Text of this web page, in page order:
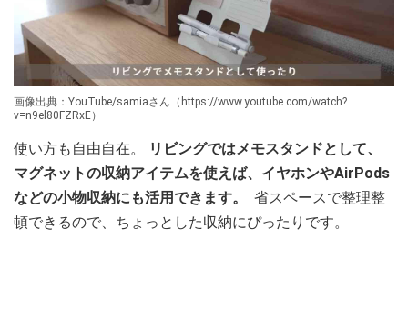
画像出典：YouTube/samiaさん（https://www.youtube.com/watch?
v=n9el80FZRxE）
使い方も自由自在。
リビングではメモスタンドとして、
マグネットの収納アイテムを使えば、イヤホンやAirPods
などの小物収納にも活用できます。
省スペースで整理整
頓できるので、ちょっとした収納にぴったりです。